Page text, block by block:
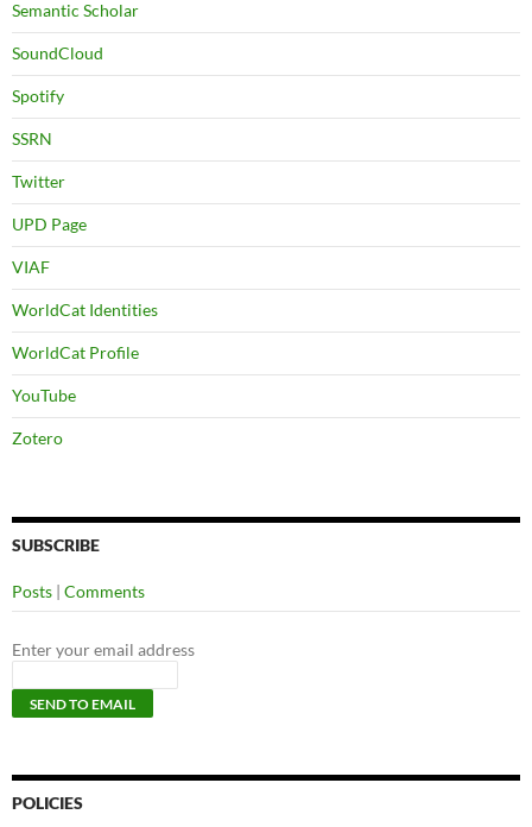
Semantic Scholar
SoundCloud
Spotify
SSRN
Twitter
UPD Page
VIAF
WorldCat Identities
WorldCat Profile
YouTube
Zotero
SUBSCRIBE
Posts | Comments
Enter your email address
POLICIES